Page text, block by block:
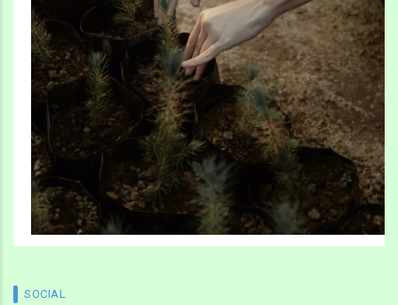
SOCIAL